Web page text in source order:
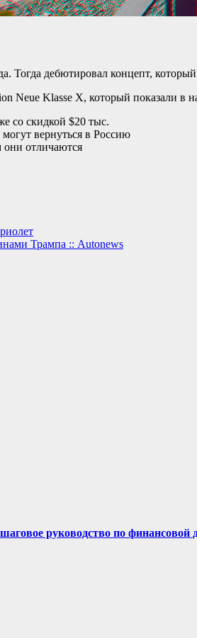
Тогда дебютировал концепт,
Neue Klasse X, который показали в
со скидкой $20 тыс.
вернуться в Россию
отличаются
Трампа :: Autonews
руководство по финансовой